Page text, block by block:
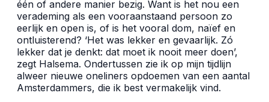
één of andere manier bezig. Want is het nou een
verademing als een vooraanstaand persoon zo
eerlijk en open is, of is het vooral dom, naïef en
ontluisterend? ‘Het was lekker en gevaarlijk. Zó
lekker dat je denkt: dat moet ik nooit meer doen’,
zegt Halsema. Ondertussen zie ik op mijn tijdlijn
alweer nieuwe oneliners opdoemen van een aantal
Amsterdammers, die ik best vermakelijk vind.